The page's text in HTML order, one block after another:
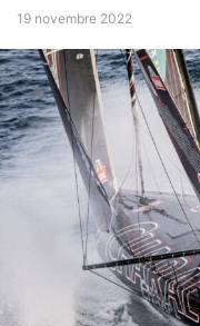
19 novembre 2022